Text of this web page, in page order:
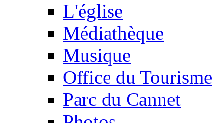
L'église
Médiathèque
Musique
Office du Tourisme
Parc du Cannet